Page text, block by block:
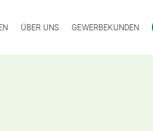
ÜBER UNS GEWERBEKUNDEN